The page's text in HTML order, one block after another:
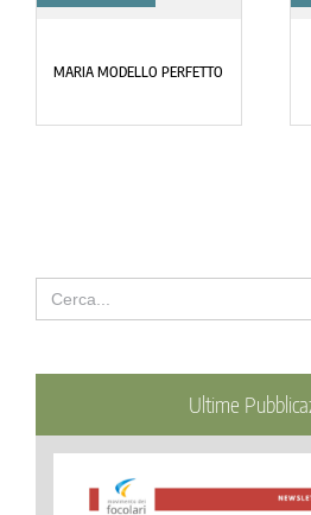
MARIA MODELLO PERFETTO
Search
for:
Ultime